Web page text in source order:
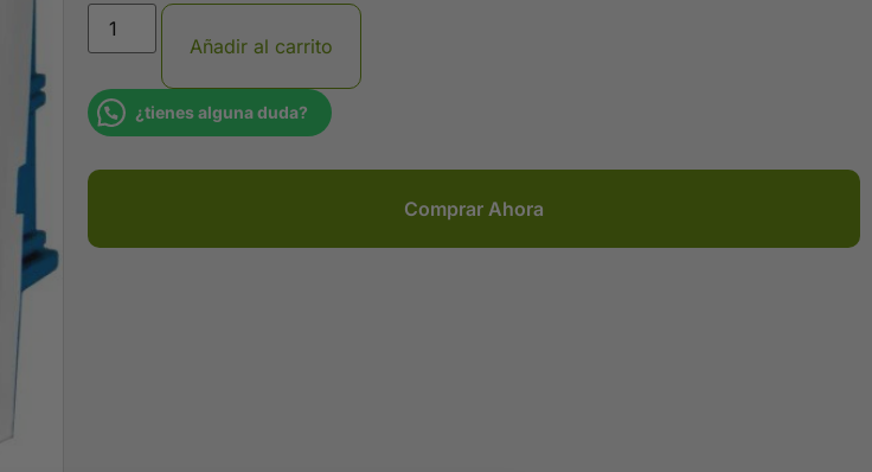
Añadir al carrito
¿tienes alguna duda?
Comprar Ahora